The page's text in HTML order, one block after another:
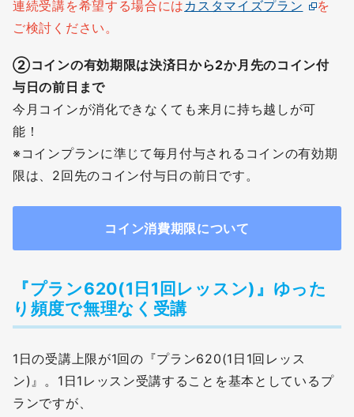
連続受講を希望する場合には カスタマイズプラン
を
ご検討ください。
②コインの有効期限は決済日から2か月先のコイン付
与日の前日まで
今月コインが消化できなくても来月に持ち越しが可
能！
※コインプランに準じて毎月付与されるコインの有効期
限は、2回先のコイン付与日の前日です。
コイン消費期限について
『プラン620(1日1回レッスン) 』ゆった
り頻度で無理なく受講
1日の受講上限が1回の『プラン620(1日1回レッス
ン)』。1日1レッスン受講することを基本としているプ
ランですが、